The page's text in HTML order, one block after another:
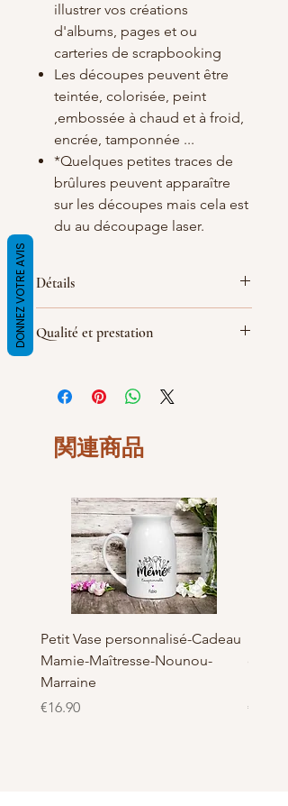
illustrer vos créations
d'albums, pages et ou
carteries de scrapbooking
Les découpes peuvent être
teintée, colorisée, peint
,embossée à chaud et à froid,
encrée, tamponnée ...
*Quelques petites traces de
brûlures peuvent apparaître
sur les découpes mais cela est
du au découpage laser.
Détails
1.5 mm d'épaisseur
varier)
Fabrication Française et
VinceHScrap
Qualité et prestation
les découpes sont réalisé le jour de la
commande, le délai de livraison peut
selon le type et la demande.
Tout simplement car nous voulons de
関連商品
Petit Vase personnalisé-Cadeau
Mamie-Maîtresse-Nounou-
Marraine
価格
€16.90
価格
€23.50
DONNEZ VOTRE AVIS